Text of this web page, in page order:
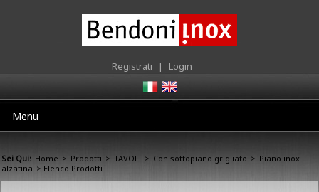
Registrati | Login
Menu
Sei Qui: Home > Prodotti > TAVOLI > Con sottopiano grigliato > Piano inox
alzatina > Elenco Prodotti